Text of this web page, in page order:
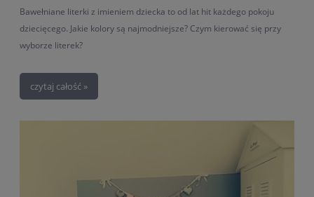
Bawełniane literki z imieniem dziecka to od lat hit każdego pokoju
dziecięcego. Jakie kolory są najmodniejsze? Czym kierować się przy
wyborze literek?
czytaj całość »